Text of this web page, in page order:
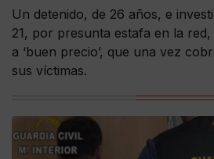
Un detenido, de 26 años, e
21, por presunta estafa en la
a ‘buen precio’, que una vez
sus víctimas.